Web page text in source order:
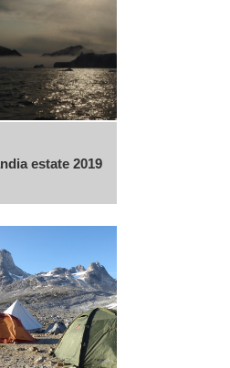
estate 2019